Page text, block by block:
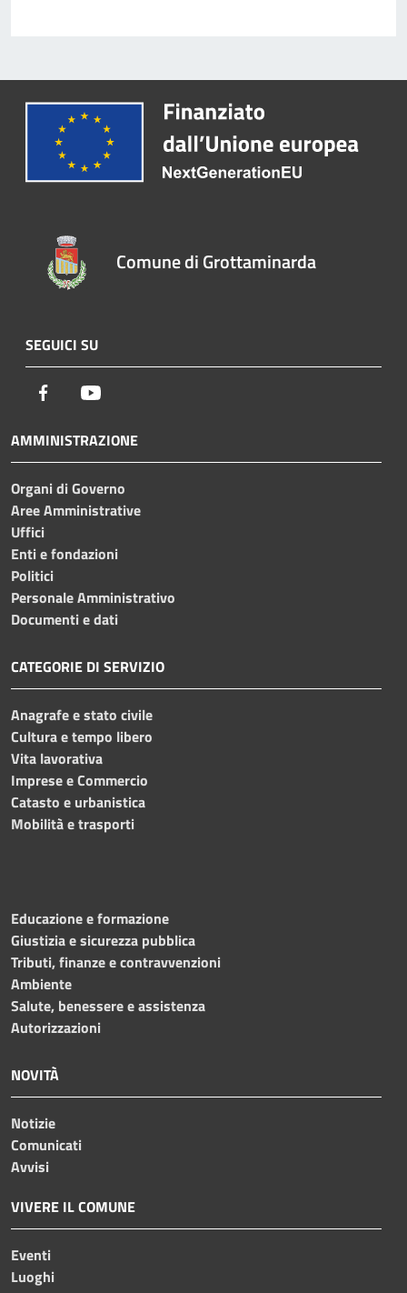
Comune di Grottaminarda
SEGUICI SU
Facebook
AMMINISTRAZIONE
Organi di Governo
Aree Amministrative
Uffici
Enti e fondazioni
Politici
Personale Amministrativo
Documenti e dati
CATEGORIE DI SERVIZIO
Anagrafe e stato civile
Cultura e tempo libero
Vita lavorativa
Imprese e Commercio
Catasto e urbanistica
Mobilità e trasporti
Educazione e formazione
Giustizia e sicurezza pubblica
Tributi, finanze e contravvenzioni
Ambiente
Salute, benessere e assistenza
Autorizzazioni
NOVITÀ
Notizie
Comunicati
Avvisi
VIVERE IL COMUNE
Eventi
Luoghi